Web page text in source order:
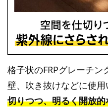
格子状のFRPグレーチ
壁、吹き抜けなどに使用
切りつつ、明るく開放